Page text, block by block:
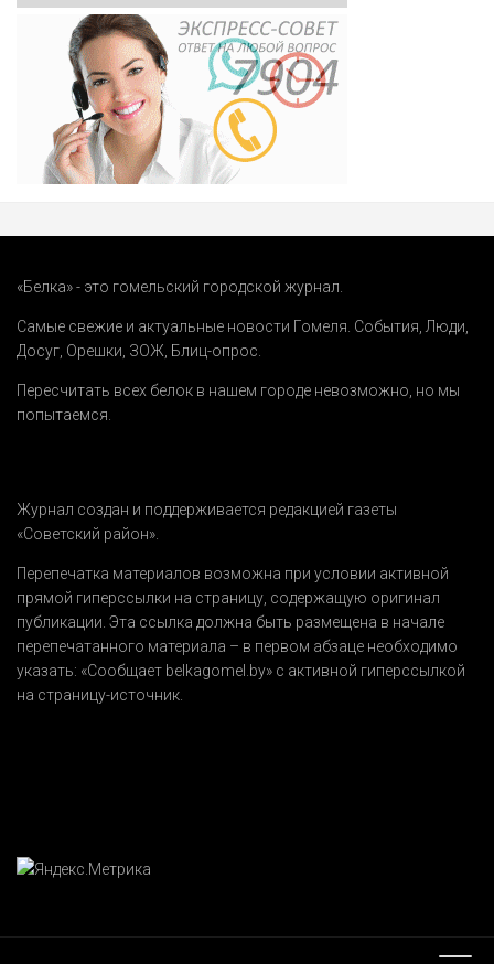
«Белка» - это гомельский городской журнал.
Самые свежие и актуальные новости Гомеля. События,Люди,
Досуг, Орешки, ЗОЖ, Блиц-опрос.
Пересчитать всех белок в нашем городе невозможно, но мы
попытаемся.
Журнал создан и поддерживается редакцией газеты
«Советский район».
Перепечатка материалов возможна при условии активной
прямой гиперссылки на страницу, содержащую оригинал
публикации. Эта ссылка должна быть размещена в начале
перепечатанного материала – в первом абзаце необходимо
указать: «Сообщает belkagomel.by» с активной гиперссылкой
на страницу-источник.